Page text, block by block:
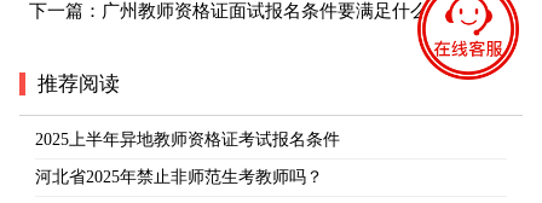
下一篇： 广州教师资格证面试报名条件要满足什么？
推荐阅读
2025上半年异地教师资格证考试报名条件
河北省2025年禁止非师范生考教师吗？